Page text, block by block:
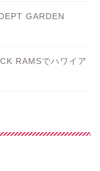
GARDEN
RAMSでハワイア